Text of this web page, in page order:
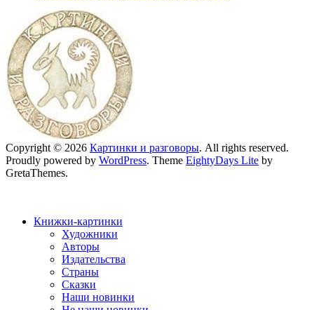
Copyright © 2026 Картинки и разговоры. All rights reserved.
Proudly powered by WordPress. Theme EightyDays Lite by
GretaThemes.
Книжки-картинки
Художники
Авторы
Издательства
Страны
Сказки
Наши новинки